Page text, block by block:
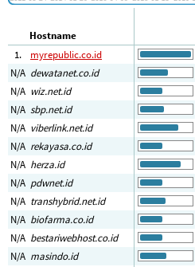
Hostname
1.
myrepublic.co.id
N/A dewatanet.co.id
N/A wiz.net.id
N/A sbp.net.id
N/A viberlink.net.id
N/A rekayasa.co.id
N/A herza.id
N/A pdwnet.id
N/A transhybrid.net.id
N/A biofarma.co.id
N/A bestariwebhost.co.id
N/A masindo.id